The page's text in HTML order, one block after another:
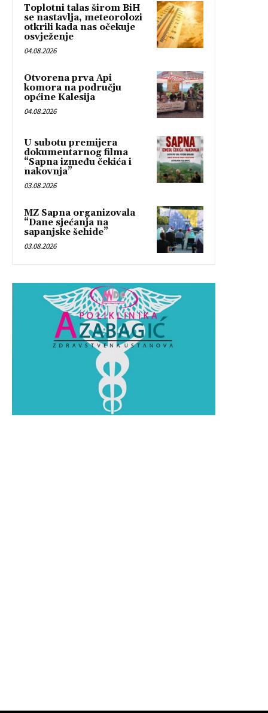
Toplotni talas širom BiH
se nastavlja, meteorolozi
otkrili kada nas očekuje
osvježenje
04.08.2026
Otvorena prva Api
komora na području
općine Kalesija
04.08.2026
U subotu premijera
dokumentarnog filma
“Sapna između čekića i
nakovnja”
03.08.2026
MZ Sapna organizovala
“Dane sjećanja na
sapanjske šehide”
03.08.2026